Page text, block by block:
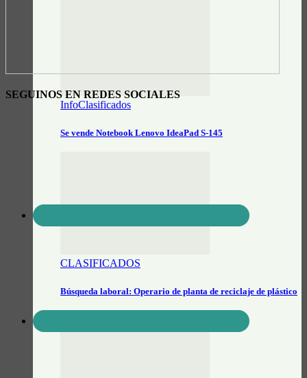
InfoClasificados
Se vende Notebook Lenovo IdeaPad S-145
CLASIFICADOS
Búsqueda laboral: Operario de planta de reciclaje de plástico
SEGUINOS EN REDES SOCIALES